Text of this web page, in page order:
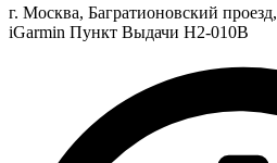
г. Москва, Багратионовский
iGarmin Пункт Выдачи Н2-010В